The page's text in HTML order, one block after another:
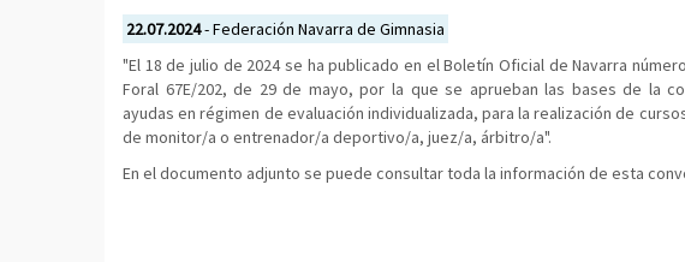
22.07.2024- Federación Navarra de Gimnasia
"El 18 de julio de 2024 se ha publicado en el Boletín Oficial de Navarra
Foral 67E/202, de 29 de mayo, por la que se aprueban las bases de la
ayudas en régimen de evaluación individualizada, para la realización de
de monitor/a o entrenador/a deportivo/a, juez/a, árbitro/a".
En el documento adjunto se puede consultar toda la información de esta